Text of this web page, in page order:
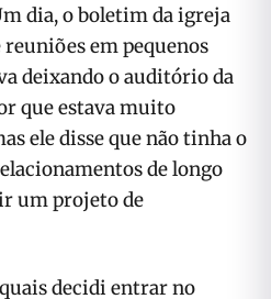
dia, o boletim da igreja
em pequenos
deixando o auditório da
que estava muito
ele disse que não tinha o
de longo
um projeto de
decidi entrar no